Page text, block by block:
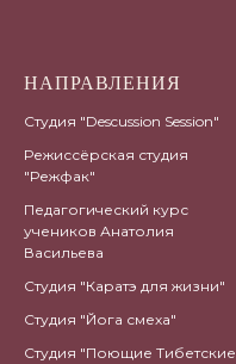
НАПРАВЛЕНИЯ
Студия "Descussion Session"
Режиссёрская студия
"Режфак"
Педагогический курс
учеников Анатолия
Васильева
Студия "Каратэ для жизни"
Студия "Йога смеха"
Студия "Поющие Тибетские